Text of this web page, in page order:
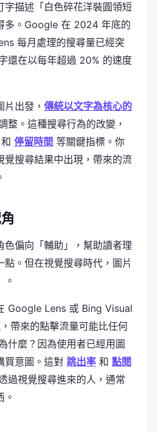
字描述「白色碎花洋裝圓領短
多。Google 在 2024 年底的
每月處理的搜尋量已經突
還在以每年超過 20% 的速度
出發， 傳統以文字為核心的
整。這種搜尋行為的改變，
和 停留時間 等關鍵指標。你
覺搜尋結果中出現，帶來的流
色偏向「輔助」，幫助讀者理
。但在視覺搜尋時代，圖片
。
Google Lens 或 Bing Visual
帶來的點擊流量可能比任何
什麼？因為使用者已經用圖
買意圖。這對 跳出率 和 點閱
過視覺搜尋進來的人，通常
。